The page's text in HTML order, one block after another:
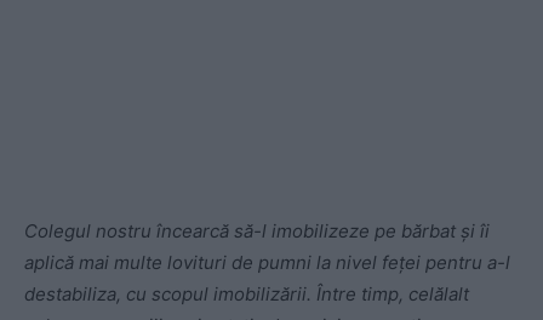
Colegul nostru încearcă să-l imobilizeze pe bărbat și îi
aplică mai multe lovituri de pumni la nivel feței pentru a-l
destabiliza, cu scopul imobilizării. Între timp, celălalt